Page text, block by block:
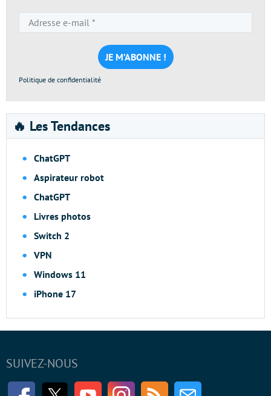
e-
mail
*
Politique de confidentialité
🔥 Les Tendances
ChatGPT
Aspirateur robot
ChatGPT
Livres photos
Switch 2
VPN
Windows 11
iPhone 17
SUIVEZ-NOUS
FacebookTwitter Youtube InstagramRSS Newsletter